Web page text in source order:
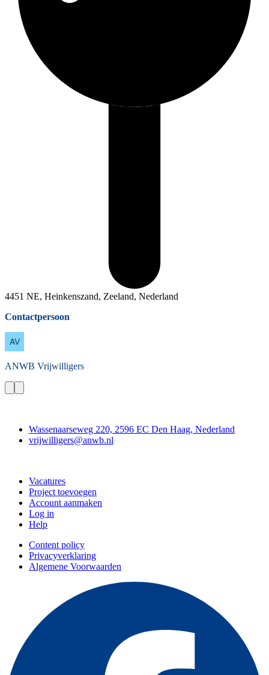
4451 NE, Heinkenszand, Zeeland, Nederland
Contactpersoon
ANWB Vrijwilligers
Wassenaarseweg 220, 2596 EC Den Haag, Nederland
vrijwilligers@anwb.nl
Vacatures
Project toevoegen
Account aanmaken
Log in
Help
Content policy
Privacyverklaring
Algemene Voorwaarden